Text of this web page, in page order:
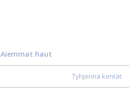
Aiemmat haut
Tyhjennä kentät